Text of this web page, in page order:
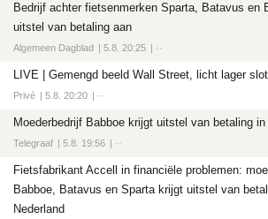
Bedrijf achter fietsenmerken Sparta, Batavus en
uitstel van betaling aan
Algemeen Dagblad 5.8. 20:25 ··
LIVE | Gemengd beeld Wall Street, licht lager
Privé 5.8. 20:20 ··
Moederbedrijf Babboe krijgt uitstel van betaling in
Telegraaf 5.8. 19:56 ··
Fietsfabrikant Accell in financiële problemen:
Babboe, Batavus en Sparta krijgt uitstel van
Nederland